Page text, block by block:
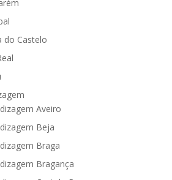
do Castelo
Aveiro
Beja
Braga
Bragança